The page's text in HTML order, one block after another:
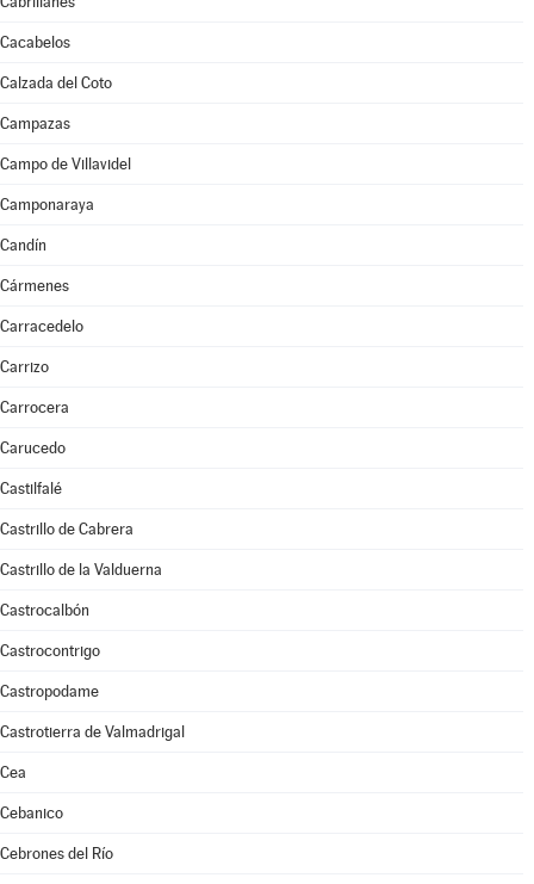
Cacabelos
Calzada del Coto
Campazas
Campo de Villavidel
Camponaraya
Candín
Cármenes
Carracedelo
Carrizo
Carrocera
Carucedo
Castilfalé
Castrillo de Cabrera
Castrillo de la Valduerna
Castrocalbón
Castrocontrigo
Castropodame
Castrotierra de Valmadrigal
Cea
Cebanico
Cebrones del Río